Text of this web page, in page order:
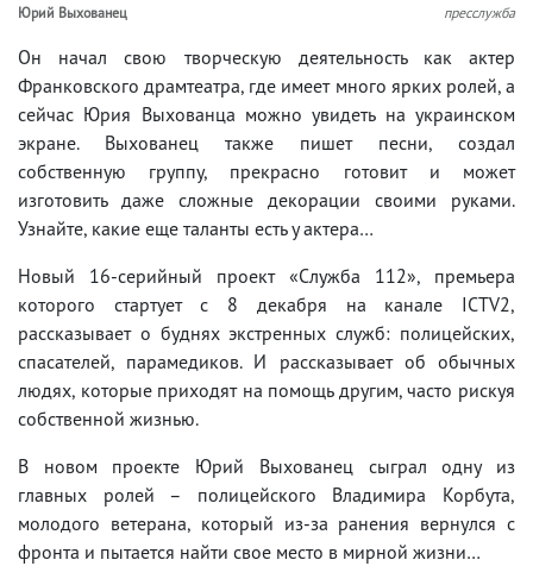
Юрий Выхованец пресслужба
Он начал свою творческую деятельность как актер
Франковского драмтеатра, где имеет много ярких ролей, а
сейчас Юрия Выхованца можно увидеть на украинском
экране. Выхованец также пишет песни, создал
собственную группу, прекрасно готовит и может
изготовить даже сложные декорации своими руками.
Узнайте, какие еще таланты есть у актера…
Новый 16-серийный проект «Служба 112», премьера
которого стартует с 8 декабря на канале ICTV2,
рассказывает о буднях экстренных служб: полицейских,
спасателей, парамедиков. И рассказывает об обычных
людях, которые приходят на помощь другим, часто рискуя
собственной жизнью.
В новом проекте Юрий Выхованец сыграл одну из
главных ролей – полицейского Владимира Корбута,
молодого ветерана, который из-за ранения вернулся с
фронта и пытается найти свое место в мирной жизни…